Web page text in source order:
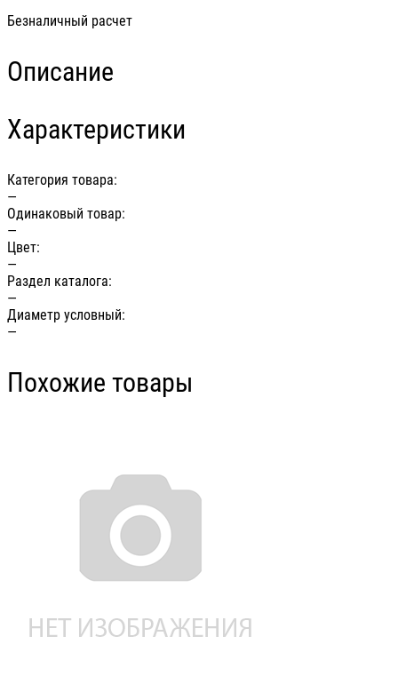
Безналичный расчет
Описание
Характеристики
Категория товара:
—
Одинаковый товар:
—
Цвет:
—
Раздел каталога:
—
Диаметр условный:
—
Похожие товары